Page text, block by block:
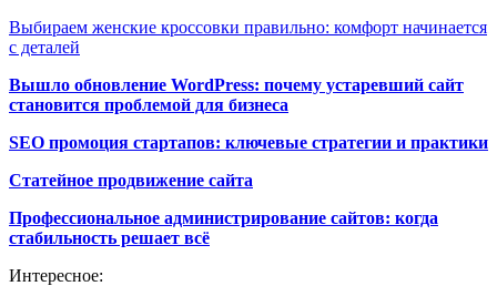
Выбираем женские кроссовки правильно: комфорт начинается
с деталей
Вышло обновление WordPress: почему устаревший сайт
становится проблемой для бизнеса
SEO промоция стартапов: ключевые стратегии и практики
Статейное продвижение сайта
Профессиональное администрирование сайтов: когда
стабильность решает всё
Интересное: